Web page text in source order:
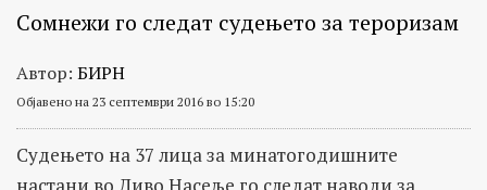
Сомнежи го следат судењето за тероризам
Автор: БИРН
Објавено на 23 септември 2016 во 15:20
Судењето на 37 лица за минатогодишните
настани во Диво Насеље го следат наводи за